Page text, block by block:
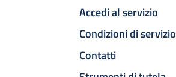
Accedi al servizio
Condizioni di servizio
Contatti